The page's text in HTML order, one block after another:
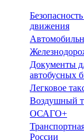
движения
Документы
автобусных
Легковое
Воздушный
ОСАГО+
России